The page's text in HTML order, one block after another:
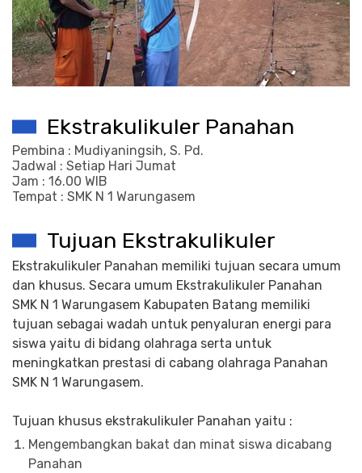
Ekstrakulikuler Panahan
Pembina : Mudiyaningsih, S. Pd.
Jadwal : Setiap Hari Jumat
Jam : 16.00 WIB
Tempat : SMK N 1 Warungasem
Tujuan Ekstrakulikuler
Ekstrakulikuler Panahan memiliki tujuan secara umum
dan khusus. Secara umum Ekstrakulikuler Panahan
SMK N 1 Warungasem Kabupaten Batang memiliki
tujuan sebagai wadah untuk penyaluran energi para
siswa yaitu di bidang olahraga serta untuk
meningkatkan prestasi di cabang olahraga Panahan
SMK N 1 Warungasem.
Tujuan khusus ekstrakulikuler Panahan yaitu :
Mengembangkan bakat dan minat siswa dicabang
Panahan